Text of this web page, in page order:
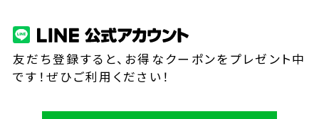
友だち登録すると、お得なクーポンをプレゼント中
です！ぜひご利用ください！